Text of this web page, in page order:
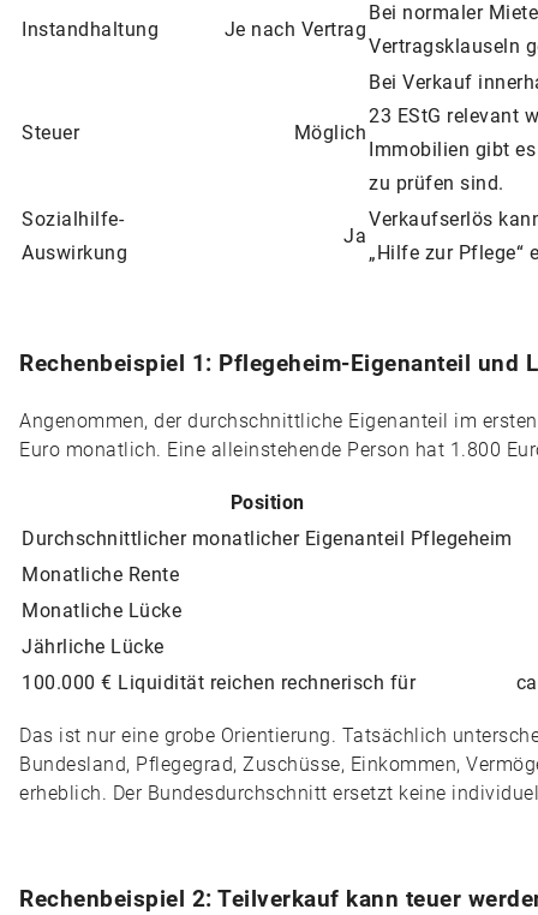
Instandhaltung Je nach Vertrag
Bei normaler
Vertragsklauseln
Steuer Möglich
Bei Verkauf
23 EStG relevant
Immobilien gibt
zu prüfen sind.
Sozialhilfe-
Auswirkung
Ja
Verkaufserlös
„Hilfe zur Pflege“
Rechenbeispiel 1: Pflegeheim-Eigenanteil und
Angenommen, der durchschnittliche Eigenanteil im
Euro monatlich. Eine alleinstehende Person hat 1.800
Position
Durchschnittlicher monatlicher Eigenanteil Pflegeheim
Monatliche Rente
Monatliche Lücke
Jährliche Lücke
100.000 € Liquidität reichen rechnerisch für
Das ist nur eine grobe Orientierung. Tatsächlich
Bundesland, Pflegegrad, Zuschüsse, Einkommen,
erheblich. Der Bundesdurchschnitt ersetzt keine
Rechenbeispiel 2: Teilverkauf kann teuer